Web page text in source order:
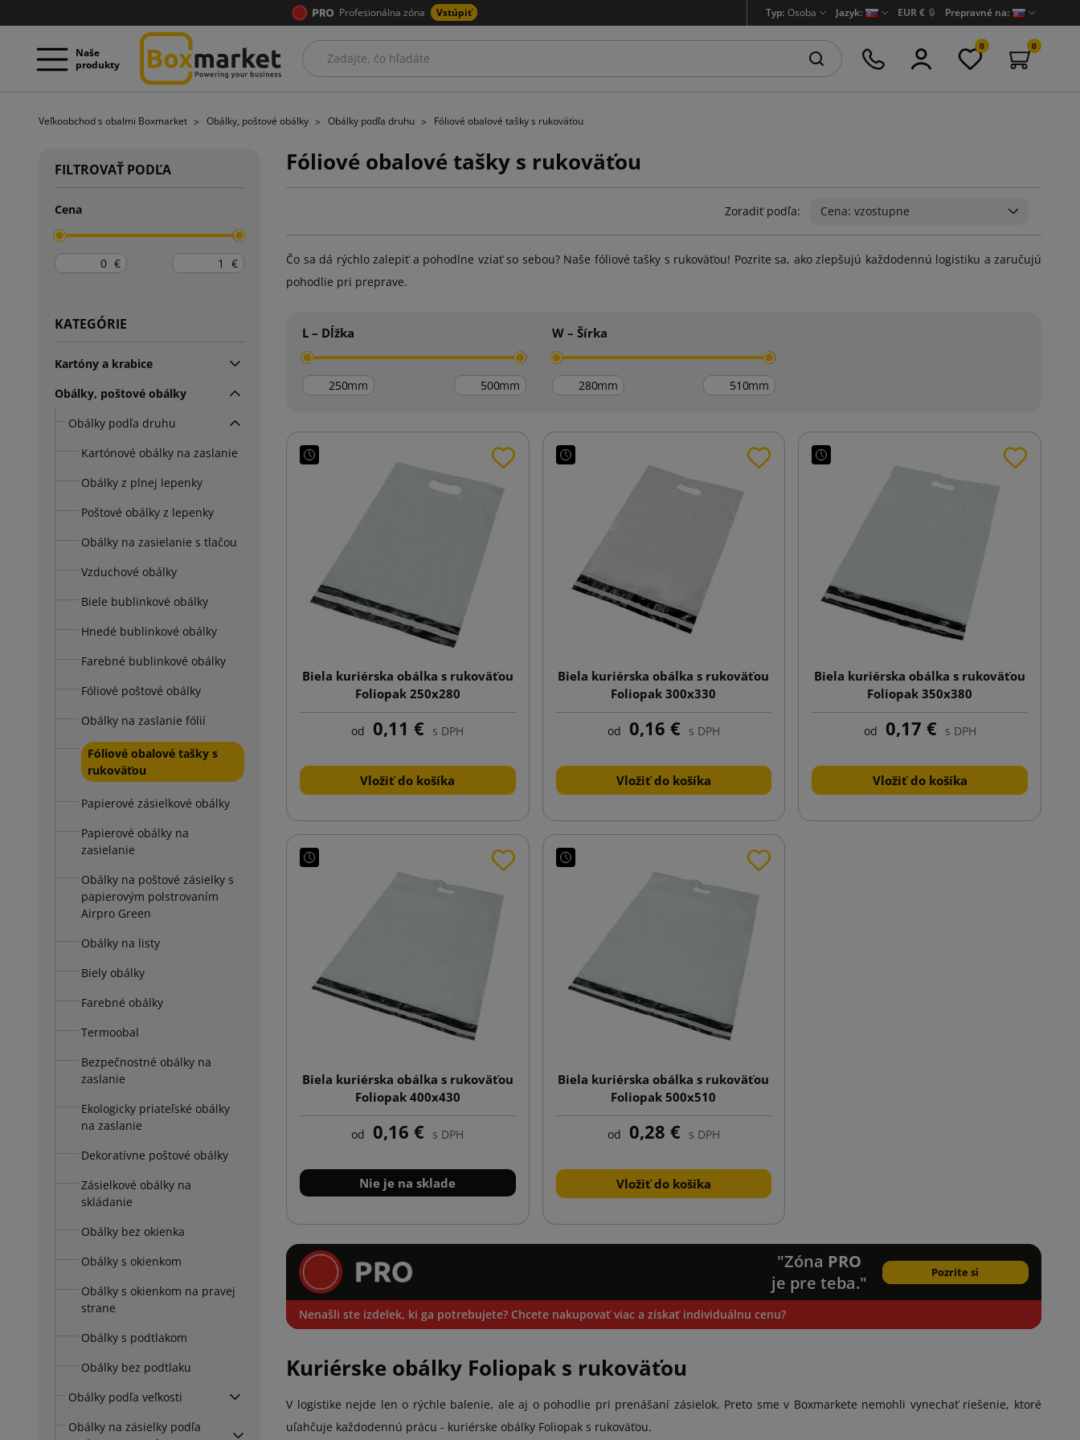
Profesionálna zóna Vstúpiť Typ: Osoba Jazyk: EUR € 🔒 Prepravné na:
Naše
produkty
0 0
Veľkoobchod s obalmi Boxmarket Obálky, poštové obálky Obálky podľa druhu Fóliové obalové tašky s rukoväťou
FILTROVAŤ PODĽA
Cena
€ €
KATEGÓRIE
Kartóny a krabice
Obálky, poštové obálky
Obálky podľa druhu
Kartónové obálky na zaslanie
Obálky z plnej lepenky
Poštové obálky z lepenky
Obálky na zasielanie s tlačou
Vzduchové obálky
Biele bublinkové obálky
Hnedé bublinkové obálky
Farebné bublinkové obálky
Fóliové poštové obálky
Obálky na zaslanie fólií
Fóliové obalové tašky s
rukoväťou
Papierové zásielkové obálky
Papierové obálky na
zasielanie
Obálky na poštové zásielky s
papierovým polstrovaním
Airpro Green
Obálky na listy
Biely obálky
Farebné obálky
Termoobal
Bezpečnostné obálky na
zaslanie
Ekologicky priateľské obálky
na zaslanie
Dekoratívne poštové obálky
Zásielkové obálky na
skládanie
Obálky bez okienka
Obálky s okienkom
Obálky s okienkom na pravej
strane
Obálky s podtlakom
Obálky bez podtlaku
Obálky podľa veľkosti
Obálky na zásielky podľa
Fóliové obalové tašky s rukoväťou
Zoradiť podľa: Cena: vzostupne
Čo sa dá rýchlo zalepiť a pohodlne vziať so sebou? Naše fóliové tašky s rukoväťou! Pozrite sa, ako zlepšujú každodennú logistiku a zaručujú
pohodlie pri preprave.
L – Dĺžka
mm mm
W – Šírka
mm mm
Biela kuriérska obálka s rukoväťou
Foliopak 250x280
od 0,11 € s DPH
Vložiť do košíka
Biela kuriérska obálka s rukoväťou
Foliopak 300x330
od 0,16 € s DPH
Vložiť do košíka
Biela kuriérska obálka s rukoväťou
Foliopak 350x380
od 0,17 € s DPH
Vložiť do košíka
Biela kuriérska obálka s rukoväťou
Foliopak 400x430
od 0,16 € s DPH
Nie je na sklade
Biela kuriérska obálka s rukoväťou
Foliopak 500x510
od 0,28 € s DPH
Vložiť do košíka
"Zóna PRO
je pre teba."
Pozrite si
Nenašli ste izdelek, ki ga potrebujete? Chcete nakupovať viac a získať individuálnu cenu?
Kuriérske obálky Foliopak s rukoväťou
V logistike nejde len o rýchle balenie, ale aj o pohodlie pri prenášaní zásielok. Preto sme v Boxmarkete nemohli vynechať riešenie, ktoré
uľahčuje každodennú prácu - kuriérske obálky Foliopak s rukoväťou.